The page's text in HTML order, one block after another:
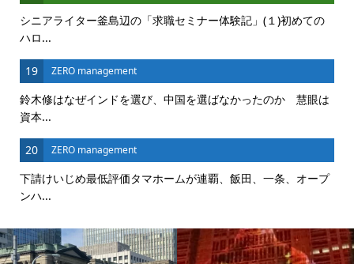
シニアライター釜島辺の「求職セミナー体験記」(１)初めての
ハロ...
19 ZERO management
鈴木修はなぜインドを選び、中国を選ばなかったのか 慧眼は
資本...
20 ZERO management
下請けいじめ最低評価タマホームが連覇、飯田、一条、オープ
ンハ...